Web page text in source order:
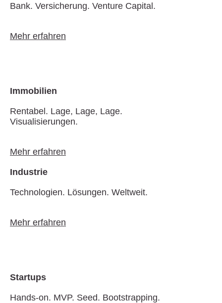
Bank. Versicherung. Venture Capital.
Mehr erfahren
Immobilien
Rentabel. Lage, Lage, Lage.
Visualisierungen.
Mehr erfahren
Industrie
Technologien. Lösungen. Weltweit.
Mehr erfahren
Startups
Hands-on. MVP. Seed. Bootstrapping.